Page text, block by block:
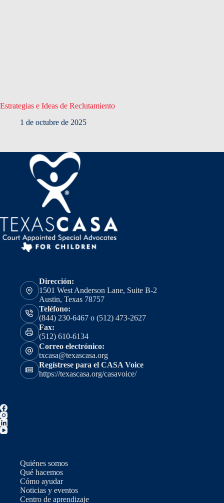
Estrategias e Ideas de Reclutamiento
1 de octubre de 2025
Dirección:
1501 West Anderson Lane, Suite B-2
Austin, Texas 78757
Teléfono:
(844) 230-6467 o (512) 473-2627
Fax:
(512) 610-6134
Correo electrónico:
txcasa@texascasa.org
Regístrese para el CASA Voice
https://texascasa.org/casavoice/
Quiénes somos
Qué hacemos
Cómo ayudar
Noticias y eventos
Centro de aprendizaje